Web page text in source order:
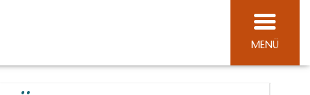
MENÜ